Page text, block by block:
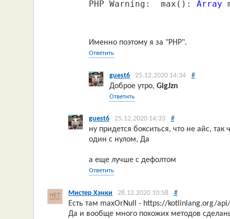
PHP Warning:  max(): Array
Именно поэтому я за "PHP".
Ответить
guest6 25.12.2020 14:34 #
Доброе утро,GigJzn
Ответить
guest6 25.12.2020 14:33 #
ну придется бокситься, что не айс,
один с нулом, Да
а еще лучше с дефолтом
Ответить
Мистер Хэнки 28.12.2020 10:58 #
Есть там maxOrNull - https://kotlinlang.org/
Да и вообще много похожих методов